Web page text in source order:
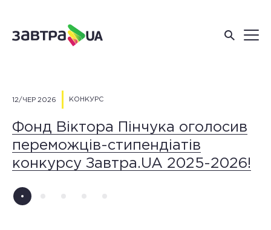
12/ЧЕР 2026 КОНКУРС
Фонд Віктора Пінчука оголосив
переможців-стипендіатів
конкурсу Завтра.UA 2025-2026!